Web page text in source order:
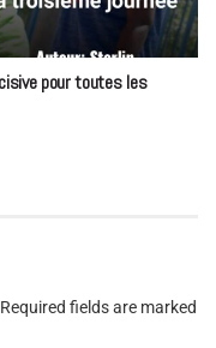
pour toutes les
Required fields are marked